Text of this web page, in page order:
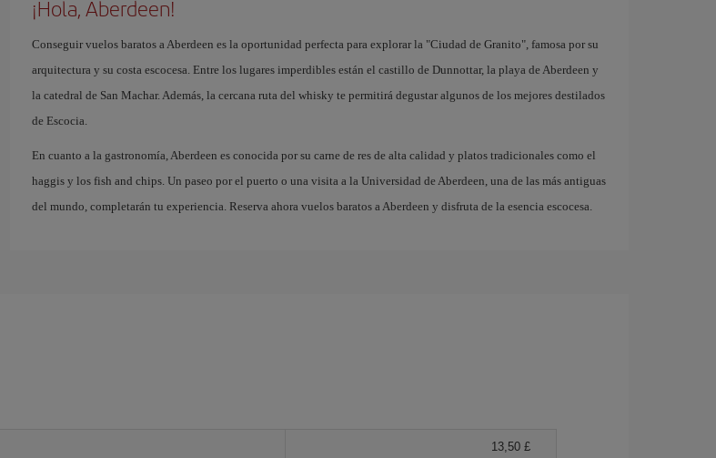
¡Hola, Aberdeen!
Conseguir vuelos baratos a Aberdeen es la oportunidad perfecta para explorar la "Ciudad de Granito", famosa por su
arquitectura y su costa escocesa. Entre los lugares imperdibles están el castillo de Dunnottar, la playa de Aberdeen y
la catedral de San Machar. Además, la cercana ruta del whisky te permitirá degustar algunos de los mejores destilados
de Escocia.
En cuanto a la gastronomía, Aberdeen es conocida por su carne de res de alta calidad y platos tradicionales como el
haggis y los fish and chips. Un paseo por el puerto o una visita a la Universidad de Aberdeen, una de las más antiguas
del mundo, completarán tu experiencia. Reserva ahora vuelos baratos a Aberdeen y disfruta de la esencia escocesa.
13,50 £